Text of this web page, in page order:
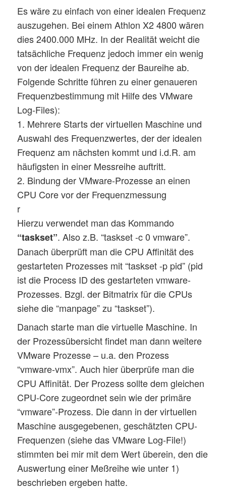
Es wäre zu einfach von einer idealen Frequenz
auszugehen. Bei einem Athlon X2 4800 wären
dies 2400.000 MHz. In der Realität weicht die
tatsächliche Frequenz jedoch immer ein wenig
von der idealen Frequenz der Baureihe ab.
Folgende Schritte führen zu einer genaueren
Frequenzbestimmung mit Hilfe des VMware
Log-Files):
1. Mehrere Starts der virtuellen Maschine und
Auswahl des Frequenzwertes, der der idealen
Frequenz am nächsten kommt und i.d.R. am
häufigsten in einer Messreihe auftritt.
2. Bindung der VMware-Prozesse an einen
CPU Core vor der Frequenzmessung
r
Hierzu verwendet man das Kommando
“taskset”. Also z.B. “taskset -c 0 vmware”.
Danach überprüft man die CPU Affinität des
gestarteten Prozesses mit “taskset -p pid” (pid
ist die Process ID des gestarteten vmware-
Prozesses. Bzgl. der Bitmatrix für die CPUs
siehe die “manpage” zu “taskset”).
Danach starte man die virtuelle Maschine. In
der Prozessübersicht findet man dann weitere
VMware Prozesse – u.a. den Prozess
“vmware-vmx”. Auch hier überprüfe man die
CPU Affinität. Der Prozess sollte dem gleichen
CPU-Core zugeordnet sein wie der primäre
“vmware”-Prozess. Die dann in der virtuellen
Maschine ausgegebenen, geschätzten CPU-
Frequenzen (siehe das VMware Log-File!)
stimmten bei mir mit dem Wert überein, den die
Auswertung einer Meßreihe wie unter 1)
beschrieben ergeben hatte.